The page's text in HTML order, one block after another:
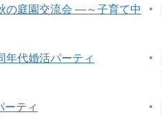
の庭園交流会 ―～子育て中
•
年代婚活パーティ •
ティ •